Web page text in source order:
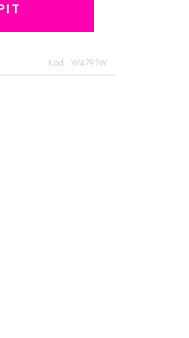
Kód: W4791W